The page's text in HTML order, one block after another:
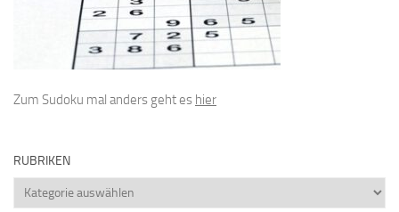
Zum Sudoku mal anders geht es hier
RUBRIKEN
Rubriken